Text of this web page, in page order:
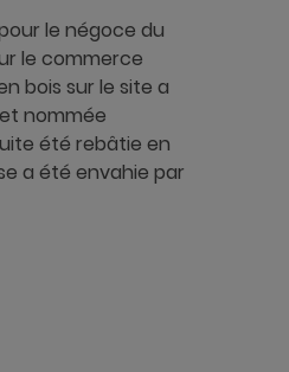
le négoce du
le commerce
bois sur le site a
nommée
été rebâtie en
a été envahie par